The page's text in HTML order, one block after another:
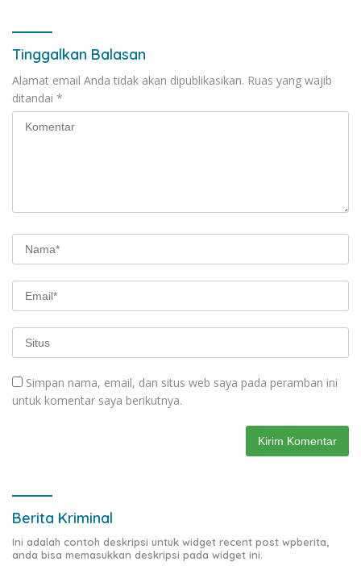
Tinggalkan Balasan
Alamat email Anda tidak akan dipublikasikan. Ruas yang wajib
ditandai *
Simpan nama, email, dan situs web saya pada peramban ini
untuk komentar saya berikutnya.
Berita Kriminal
Ini adalah contoh deskripsi untuk widget recent post wpberita,
anda bisa memasukkan deskripsi pada widget ini.